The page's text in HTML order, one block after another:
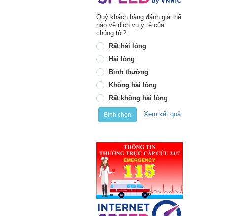
Quý khách hàng đánh giá thế
nào về dịch vụ y tế của
chúng tôi?
Rất hài lòng
Hài lòng
Bình thường
Không hài lòng
Rất không hài lòng
Bình chọn Xem kết quả